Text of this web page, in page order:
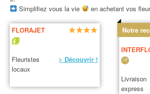
Simplifiez vous la vie
en achetant vos
FLORAJET
Fleuristes
locaux
> Découvrir !
Notre
Livraison
express